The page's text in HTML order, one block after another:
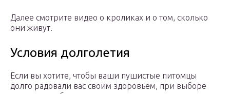
Далее смотрите видео о кроликах и о том, сколько
они живут.
Условия долголетия
Если вы хотите, чтобы ваши пушистые питомцы
долго радовали вас своим здоровьем, при выборе